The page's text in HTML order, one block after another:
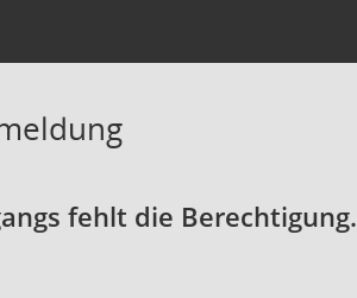
fehlt die Berechtigung.